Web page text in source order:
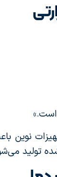
است.»
تولید